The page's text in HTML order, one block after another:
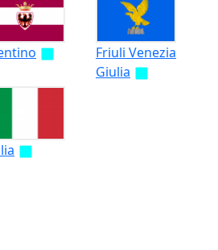
Friuli Venezia
Giulia